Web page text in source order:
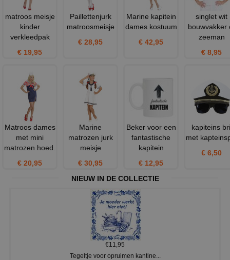
matroos meisje
kinder
verkleedpak
€ 19,95
Paillettenjurk
matroosmeisje
€ 28,95
Marine kapitein
dames kostuum
€ 42,95
singlet wit
bouwvakker
zeeman
€ 8,95
Matroos dames
met mini
matrozen hoed.
€ 20,95
Marine
matrozen jurk
meisje
€ 30,95
Beker voor een
fantastische
kapitein
€ 12,95
kapiteins
met
€ 6,50
NIEUW IN DE COLLECTIE
€11,95
Tegeltje voor opruimen kantine...